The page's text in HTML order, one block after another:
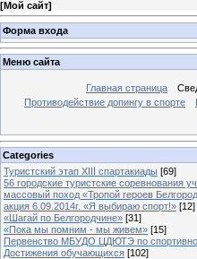
[Мой сайт]
Форма входа
Меню сайта
Главная страница
Противодействие допингу в спорте
Categories
Туристский этап XIII спартакиады [69]
56 городские туристские соревнования
массовый поход «Тропой героев
акция 6.09.2014г. «Я выбираю спорт!» [12]
«Шагай по Белгородчине» [31]
«Пока мы помним - мы живем» [15]
Первенство МБУДО ЦДЮТЭ по
Достижения обучающихся [102]